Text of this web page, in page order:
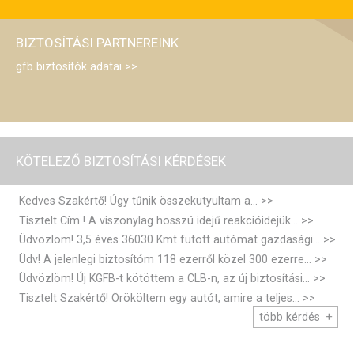
BIZTOSÍTÁSI PARTNEREINK
gfb biztosítók adatai
KÖTELEZŐ BIZTOSÍTÁSI KÉRDÉSEK
Kedves Szakértő! Úgy tűnik összekutyultam a...
Tisztelt Cím ! A viszonylag hosszú idejű reakcióidejük...
Üdvözlöm! 3,5 éves 36030 Kmt futott autómat gazdasági...
Üdv! A jelenlegi biztosítóm 118 ezerről közel 300 ezerre...
Üdvözlöm! Új KGFB-t kötöttem a CLB-n, az új biztosítási...
Tisztelt Szakértő! Örököltem egy autót, amire a teljes...
több kérdés